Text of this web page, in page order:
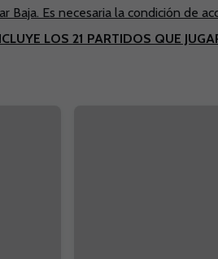
Baja. Es necesaria la condición de
LOS 21 PARTIDOS QUE